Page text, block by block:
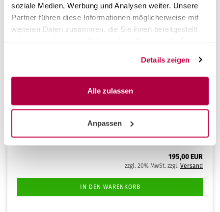
soziale Medien, Werbung und Analysen weiter. Unsere
Partner führen diese Informationen möglicherweise mit
weiteren Daten zusammen, die Sie ihnen bereitgestellt
Details zeigen
Alle zulassen
Anpassen
Fixierung.
195,00 EUR
zzgl. 20% MwSt. zzgl. Versand
IN DEN WARENKORB